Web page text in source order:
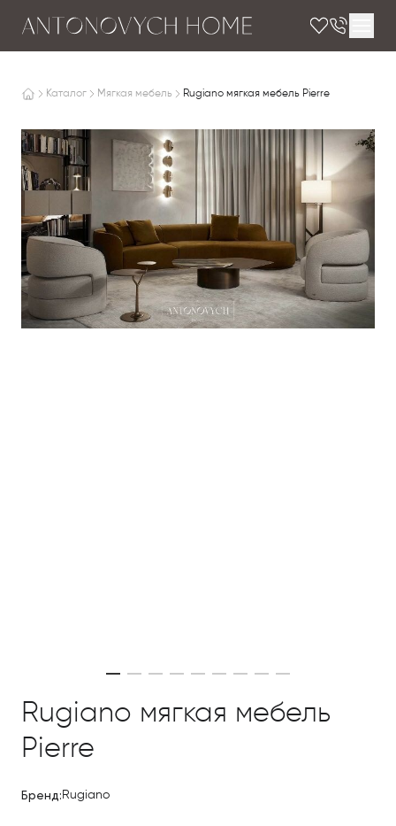
Каталог Мягкая мебель Rugiano мягкая мебель Pierre
Rugiano мягкая мебель
Pierre
Бренд: Rugiano